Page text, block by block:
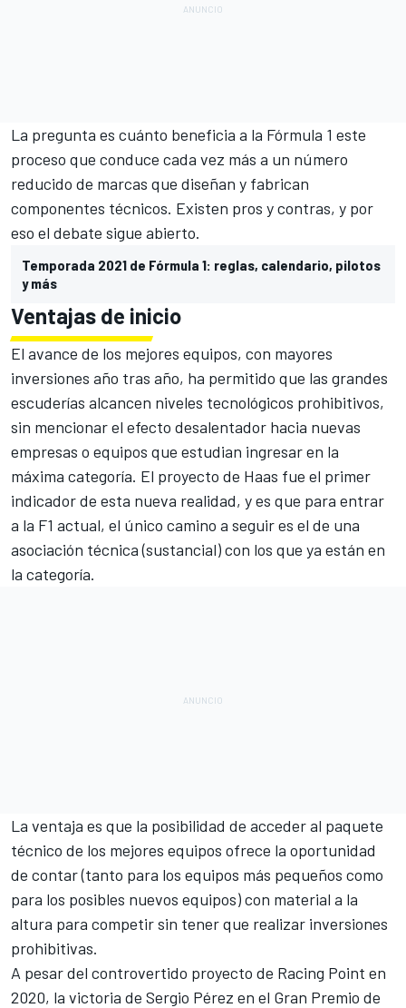
La pregunta es cuánto beneficia a la Fórmula 1 este
proceso que conduce cada vez más a un número
reducido de marcas que diseñan y fabrican
componentes técnicos. Existen pros y contras, y por
eso el debate sigue abierto.
Temporada 2021 de Fórmula 1: reglas, calendario, pilotos
y más
Ventajas de inicio
El avance de los mejores equipos, con mayores
inversiones año tras año, ha permitido que las grandes
escuderías alcancen niveles tecnológicos prohibitivos,
sin mencionar el efecto desalentador hacia nuevas
empresas o equipos que estudian ingresar en la
máxima categoría. El proyecto de Haas fue el primer
indicador de esta nueva realidad, y es que para entrar
a la F1 actual, el único camino a seguir es el de una
asociación técnica (sustancial) con los que ya están en
la categoría.
La ventaja es que la posibilidad de acceder al paquete
técnico de los mejores equipos ofrece la oportunidad
de contar (tanto para los equipos más pequeños como
para los posibles nuevos equipos) con material a la
altura para competir sin tener que realizar inversiones
prohibitivas.
A pesar del controvertido proyecto de Racing Point en
2020, la victoria de Sergio Pérez en el Gran Premio de